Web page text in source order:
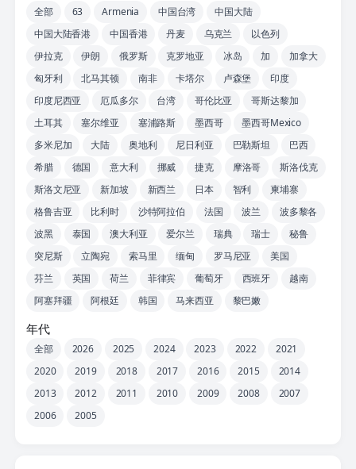
全部 63 Armenia 中国台湾
中国大陆
中国大陆香港
中国香港 丹麦 乌克兰
以色列
伊拉克
伊朗 俄罗斯 克罗地亚 冰岛 加
加拿大
匈牙利
北马其顿 南非 卡塔尔 卢森堡
印度
印度尼西亚
厄瓜多尔 台湾 哥伦比亚
哥斯达黎加
土耳其
塞尔维亚 塞浦路斯 墨西哥
墨西哥Mexico
多米尼加
大陆 奥地利 尼日利亚 巴勒斯坦
巴西
希腊
德国 意大利 挪威 捷克 摩洛哥
斯洛伐克
斯洛文尼亚
新加坡 新西兰 日本 智利
柬埔寨
格鲁吉亚
比利时 沙特阿拉伯 法国 波兰
波多黎各
波黑
泰国 澳大利亚 爱尔兰 瑞典 瑞士
秘鲁
突尼斯
立陶宛 索马里 缅甸 罗马尼亚
美国
芬兰
英国 荷兰 菲律宾 葡萄牙 西班牙
越南
阿塞拜疆
阿根廷 韩国 马来西亚 黎巴嫩
年代
全部 2026 2025 2024 2023 2022
2021
2020
2019 2018 2017 2016 2015
2014
2013
2012 2011 2010 2009 2008
2007
2006
2005